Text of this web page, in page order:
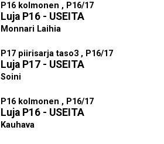
P16 kolmonen , P16/17
Luja P16 - USEITA
Monnari Laihia
P17 piirisarja taso3 , P16/17
Luja P17 - USEITA
Soini
P16 kolmonen , P16/17
Luja P16 - USEITA
Kauhava